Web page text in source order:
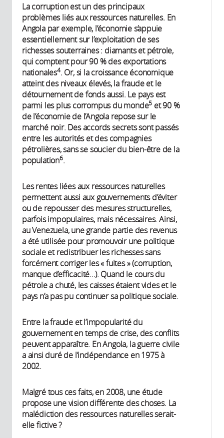
La corruption est un des principaux
problèmes liés aux ressources naturelles. En
Angola par exemple, l’économie s’appuie
essentiellement sur l’exploitation de ses
richesses souterraines : diamants et pétrole,
qui comptent pour 90 % des exportations
nationales4. Or, si la croissance économique
atteint des niveaux élevés, la fraude et le
détournement de fonds aussi. Le pays est
parmi les plus corrompus du monde5 et 90 %
de l’économie de l’Angola repose sur le
marché noir. Des accords secrets sont passés
entre les autorités et des compagnies
pétrolières, sans se soucier du bien-être de la
population6.
Les rentes liées aux ressources naturelles
permettent aussi aux gouvernements d’éviter
ou de repousser des mesures structurelles,
parfois impopulaires, mais nécessaires. Ainsi,
au Venezuela, une grande partie des revenus
a été utilisée pour promouvoir une politique
sociale et redistribuer les richesses sans
forcément corriger les « fuites » (corruption,
manque d’efficacité…). Quand le cours du
pétrole a chuté, les caisses étaient vides et le
pays n’a pas pu continuer sa politique sociale.
Entre la fraude et l’impopularité du
gouvernement en temps de crise, des conflits
peuvent apparaître. En Angola, la guerre civile
a ainsi duré de l’indépendance en 1975 à
2002.
Malgré tous ces faits, en 2008, une étude
propose une vision différente des choses. La
malédiction des ressources naturelles serait-
elle fictive ?